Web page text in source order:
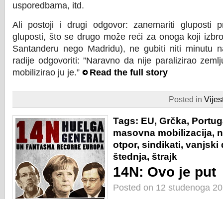
usporedbama, itd.
Ali postoji i drugi odgovor: zanemariti gluposti
gluposti, što se drugo može reći za onoga koji
Santanderu nego Madridu), ne gubiti niti minutu
radije odgovoriti: ”Naravno da nije paralizirao
mobilizirao ju je.”
Read the full story
Posted in
Tags: EU, Grčka,
masovna mobilizacija,
otpor, sindikati, vanjski
štednja, štrajk
14N: Ovo je put
Posted on 12 studenoga